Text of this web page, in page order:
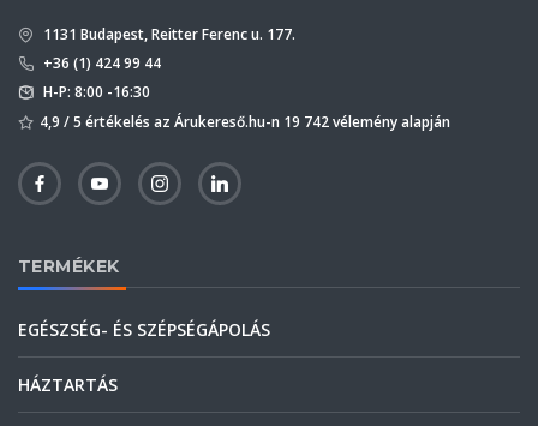
1131 Budapest, Reitter Ferenc u. 177.
+36 (1) 424 99 44
H-P: 8:00 -16:30
4,9 / 5 értékelés az Árukereső.hu-n 19 742 vélemény alapján
TERMÉKEK
EGÉSZSÉG- ÉS SZÉPSÉGÁPOLÁS
HÁZTARTÁS